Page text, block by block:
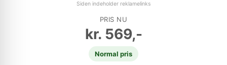
Siden indeholder reklamelinks
PRIS NU
kr.569,-
Normal pris